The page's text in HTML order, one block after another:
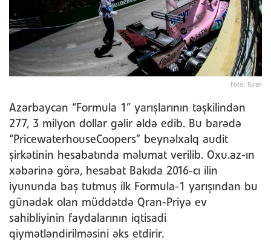
Foto: Turan
Azərbaycan “Formula 1” yarışlarının təşkilindən
277, 3 milyon dollar gəlir əldə edib. Bu barədə
“PricewaterhouseCoopers” beynəlxalq audit
şirkətinin hesabatında məlumat verilib. Oxu.az-ın
xəbərinə görə, hesabat Bakıda 2016-cı ilin
iyununda baş tutmuş ilk Formula-1 yarışından bu
günədək olan müddətdə Qran-Priyə ev
sahibliyinin faydalarının iqtisadi
qiymətləndirilməsini əks etdirir.